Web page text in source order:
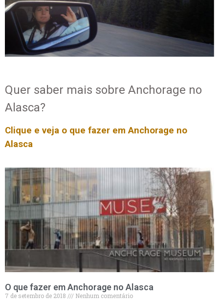
Quer saber mais sobre Anchorage no
Alasca?
Clique e veja o que fazer emAnchorage no
Alasca
O que fazer em Anchorage no Alasca
7 de setembro de 2018
Nenhum comentário